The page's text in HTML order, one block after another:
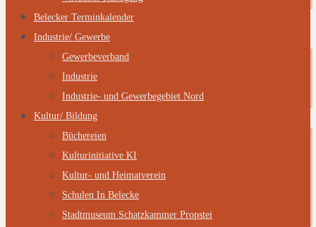
Belecker Terminkalender
Industrie/ Gewerbe
Gewerbeverband
Industrie
Industrie- und Gewerbegebiet Nord
Kultur/ Bildung
Büchereien
Kulturinitiative KI
Kultur- und Heimatverein
Schulen In Belecke
Stadtmuseum Schatzkammer Propstei